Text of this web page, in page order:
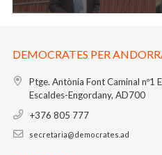
DEMOCRATES PER
Ptge. Antònia Font Caminal nº1
Escaldes-Engordany, AD700
+376 805 777
secretaria@democrates.ad